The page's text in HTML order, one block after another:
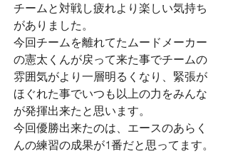
チームと対戦し疲れより楽しい気持ち
がありました。
今回チームを離れてたムードメーカー
の憲太くんが戻って来た事でチームの
雰囲気がより一層明るくなり、緊張が
ほぐれた事でいつも以上の力をみんな
が発揮出来たと思います。
今回優勝出来たのは、エースのあらく
んの練習の成果が1番だと思ってます。